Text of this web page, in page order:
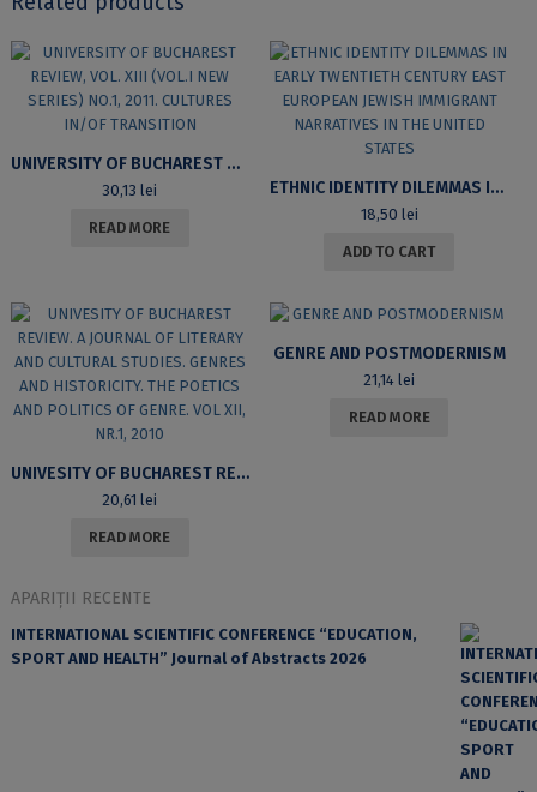
UNIVERSITY OF BUCHAREST REVIEW, VOL. XIII (VOL.I NEW SERIES) NO.1, 2011. CULTURES IN/OF TRANSITION
30,13 lei
READ MORE
ETHNIC IDENTITY DILEMMAS IN EARLY TWENTIETH CENTURY EAST EUROPEAN JEWISH IMMIGRANT NARRATIVES IN THE UNITED STATES
18,50 lei
ADD TO CART
UNIVESITY OF BUCHAREST REVIEW. A JOURNAL OF LITERARY AND CULTURAL STUDIES. GENRES AND HISTORICITY. THE POETICS AND POLITICS OF GENRE. VOL XII, NR.1, 2010
20,61 lei
READ MORE
GENRE AND POSTMODERNISM
21,14 lei
READ MORE
APARIȚII RECENTE
INTERNATIONAL SCIENTIFIC CONFERENCE “EDUCATION,
SPORT AND HEALTH” Journal of Abstracts 2026